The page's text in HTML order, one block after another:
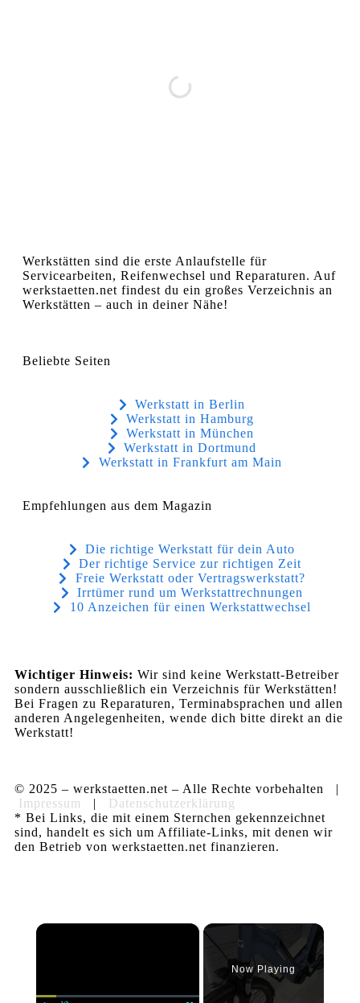
Werkstätten sind die erste Anlaufstelle für
Servicearbeiten, Reifenwechsel und Reparaturen. Auf
werkstaetten.net findest du ein großes Verzeichnis an
Werkstätten – auch in deiner Nähe!
Beliebte Seiten
Werkstatt in Berlin
Werkstatt in Hamburg
Werkstatt in München
Werkstatt in Dortmund
Werkstatt in Frankfurt am Main
Empfehlungen aus dem Magazin
Die richtige Werkstatt für dein Auto
Der richtige Service zur richtigen Zeit
Freie Werkstatt oder Vertragswerkstatt?
Irrtümer rund um Werkstattrechnungen
10 Anzeichen für einen Werkstattwechsel
Wichtiger Hinweis: Wir sind keine Werkstatt-Betreiber
sondern ausschließlich ein Verzeichnis für Werkstätten!
Bei Fragen zu Reparaturen, Terminabsprachen und allen
anderen Angelegenheiten, wende dich bitte direkt an die
Werkstatt!
© 2025 – werkstaetten.net – Alle Rechte vorbehalten |
Impressum
| Datenschutzerklärung
* Bei Links, die mit einem Sternchen gekennzeichnet
sind, handelt es sich um Affiliate-Links, mit denen wir
den Betrieb von werkstaetten.net finanzieren.
×
Now Playing